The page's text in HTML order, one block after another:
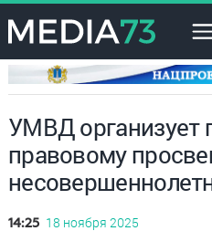
УМВД
правовому
14:25 18 ноября 2025